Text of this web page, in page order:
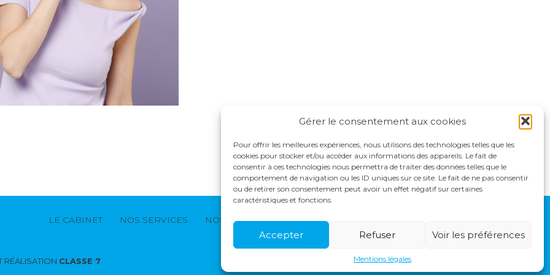
Gérer le consentement aux cookies
Pour offrir les meilleures expériences, nous utilisons des technologies telles que les
cookies pour stocker et/ou accéder aux informations des appareils. Le fait de
consentir à ces technologies nous permettra de traiter des données telles que le
comportement de navigation ou les ID uniques sur ce site. Le fait de ne pas consentir
ou de retirer son consentement peut avoir un effet négatif sur certaines
caractéristiques et fonctions.
Accepter Refuser Voir les préférences
Mentions légales
Footer
LE CABINET NOS SERVICES NOS SOLUTIONS ACTUALITÉS
RÉALISATION CLASSE 7